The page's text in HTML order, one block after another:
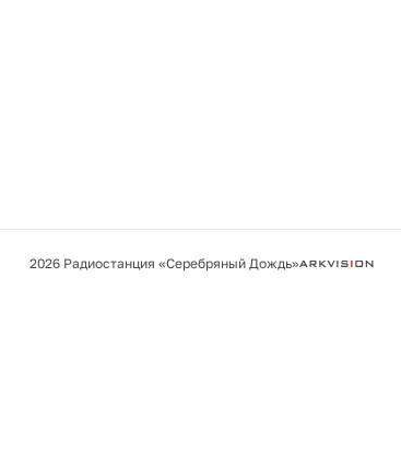
2026 Радиостанция «Серебряный Дождь»